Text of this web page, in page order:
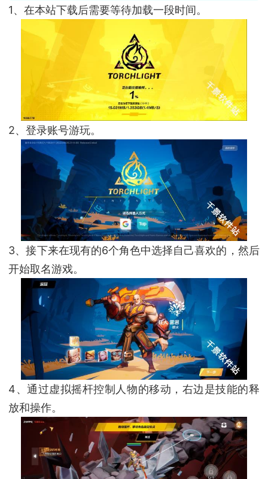
1、在本站下载后需要等待加载一段时间。
2、登录账号游玩。
3、接下来在现有的6个角色中选择自己喜欢的，然后
开始取名游戏。
4、通过虚拟摇杆控制人物的移动，右边是技能的释
放和操作。